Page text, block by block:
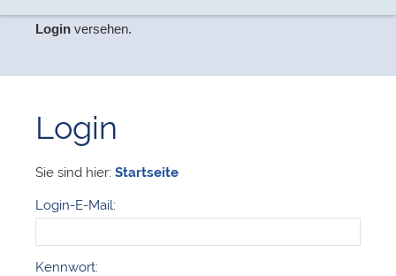
Login versehen.
Login
Sie sind hier: Startseite
Login-E-Mail:
Kennwort: